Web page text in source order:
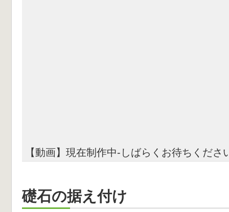
【動画】現在制作中-しばらくお待ちくださ
礎石の据え付け